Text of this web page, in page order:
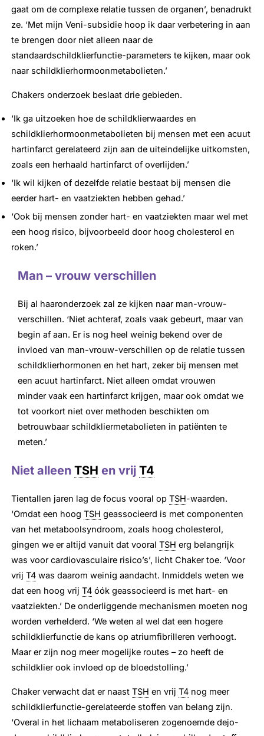
gaat om de complexe relatie tussen de organen’, benadrukt
ze. ‘Met mijn Veni-subsidie hoop ik daar verbetering in aan
te brengen door niet alleen naar de
standaardschildklierfunctie-parameters te kijken, maar ook
naar schildklierhormoonmetabolieten.’
Chakers onderzoek beslaat drie gebieden.
‘Ik ga uitzoeken hoe de schildklierwaardes en
schildklierhormoonmetabolieten bij mensen met een acuut
hartinfarct gerelateerd zijn aan de uiteindelijke uitkomsten,
zoals een herhaald hartinfarct of overlijden.’
‘Ik wil kijken of dezelfde relatie bestaat bij mensen die
eerder hart- en vaatziekten hebben gehad.’
‘Ook bij mensen zonder hart- en vaatziekten maar wel met
een hoog risico, bijvoorbeeld door hoog cholesterol en
roken.’
Man – vrouw verschillen
Bij al haaronderzoek zal ze kijken naar man-vrouw-
verschillen. ‘Niet achteraf, zoals vaak gebeurt, maar van
begin af aan. Er is nog heel weinig bekend over de
invloed van man-vrouw-verschillen op de relatie tussen
schildklierhormonen en het hart, zeker bij mensen met
een acuut hartinfarct. Niet alleen omdat vrouwen
minder vaak een hartinfarct krijgen, maar ook omdat we
tot voorkort niet over methoden beschikten om
betrouwbaar schildkliermetabolieten in patiënten te
meten.’
Niet alleenTSH en vrijT4
Tientallen jaren lag de focus vooral opTSH-waarden.
‘Omdat een hoogTSH geassocieerd is met componenten
van het metaboolsyndroom, zoals hoog cholesterol,
gingen we er altijd vanuit dat vooralTSH erg belangrijk
was voor cardiovasculaire risico’s’, licht Chaker toe. ‘Voor
vrijT4 was daarom weinig aandacht. Inmiddels weten we
dat een hoog vrijT4 óók geassocieerd is met hart- en
vaatziekten.’ De onderliggende mechanismen moeten nog
worden verhelderd. ‘We weten al wel dat een hogere
schildklierfunctie de kans op atriumfibrilleren verhoogt.
Maar er zijn nog meer mogelijke routes – zo heeft de
schildklier ook invloed op de bloedstolling.’
Chaker verwacht dat er naastTSH en vrijT4 nog meer
schildklierfunctie-gerelateerde stoffen van belang zijn.
‘Overal in het lichaam metaboliseren zogenoemde dejo-